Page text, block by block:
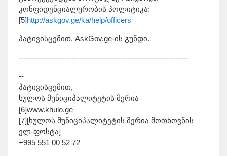
კონფიდენციალურობის პოლიტიკა:
[5]http://askgov.ge/ka/help/officers
პატივისცემით, AskGov.ge-ის გუნდი.
-------------------------------------------------------------------
--
პატივისცემით,
ხულოს მუნიციპალიტეტის მერია
[6]www.khulo.ge
[7][ხულოს მუნიციპალიტეტის მერია მოთხოვნის
ელ-ფოსტა]
+995 551 00 52 72